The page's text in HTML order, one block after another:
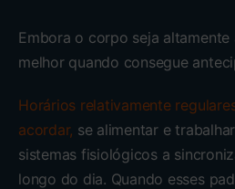
Embora o corpo seja
melhor quando consegue
Horários relativamente
acordar, se alimentar e
sistemas fisiológicos a
longo do dia. Quando esses